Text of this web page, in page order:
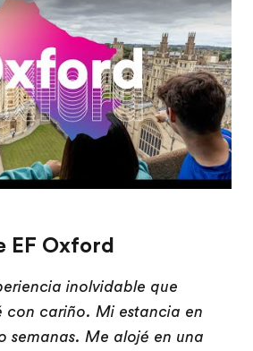
EF Oxford
inolvidable que
con cariño. Mi estancia en
semanas. Me alojé en una